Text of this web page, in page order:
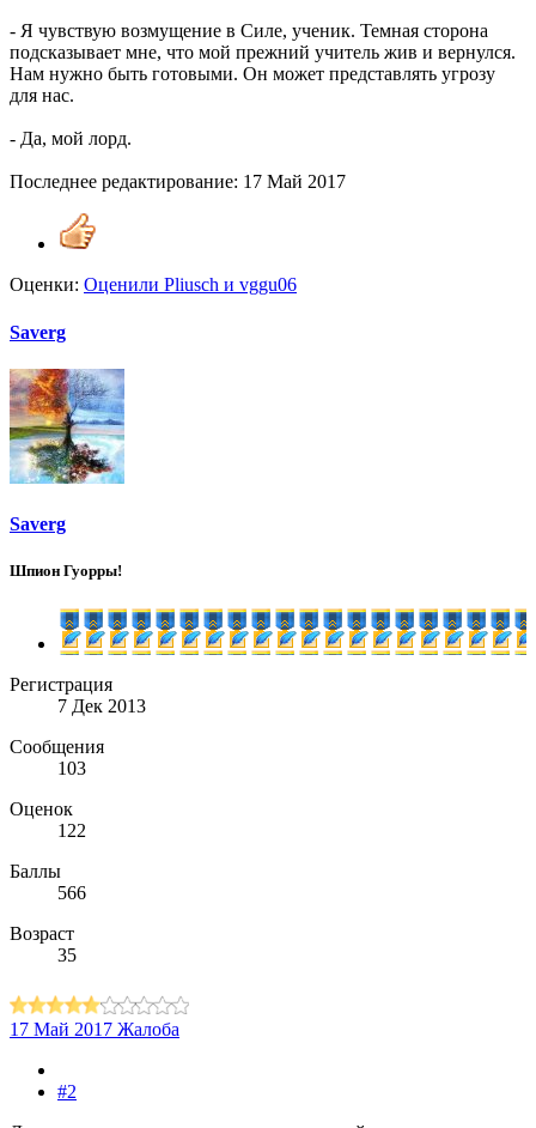
- Я чувствую возмущение в Силе, ученик. Темная сторона
подсказывает мне, что мой прежний учитель жив и вернулся.
Нам нужно быть готовыми. Он может представлять угрозу
для нас.
- Да, мой лорд.
Последнее редактирование: 17 Май 2017
Оценки: Оценили Pliusch и vggu06
Saverg
Saverg
Шпион Гуорры!
Регистрация
7 Дек 2013
Сообщения
103
Оценок
122
Баллы
566
Возраст
35
17 Май 2017 Жалоба
#2